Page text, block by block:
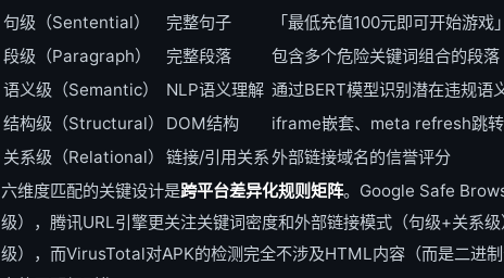
句级（Sentential）
完整句子 「最低充值100元即可开始游戏」
段级（Paragraph）
完整段落 包含多个危险关键词组合的段落
语义级（Semantic）
NLP语义理解 通过BERT模型识别潜在违规语
结构级（Structural）
DOM结构 iframe嵌套、meta refresh跳转
关系级（Relational）
链接/引用关系外部链接域名的信誉评分
六维度匹配的关键设计是跨平台差异化规则矩阵。Google Safe
级），腾讯URL引擎更关注关键词密度和外部链接模式（句级+关系
级），而VirusTotal对APK的检测完全不涉及HTML内容（而是二进